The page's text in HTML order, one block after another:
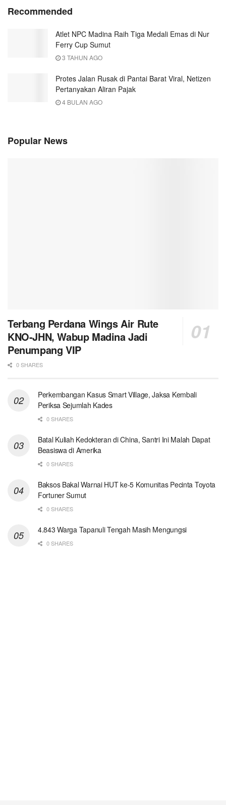
Recommended
Atlet NPC Madina Raih Tiga Medali Emas di Nur
Ferry Cup Sumut
3 TAHUN AGO
Protes Jalan Rusak di Pantai Barat Viral, Netizen
Pertanyakan Aliran Pajak
4 BULAN AGO
Popular News
Terbang Perdana Wings Air Rute
KNO-JHN, Wabup Madina Jadi
Penumpang VIP
0 SHARES
Perkembangan Kasus Smart Village, Jaksa Kembali
Periksa Sejumlah Kades
0 SHARES
Batal Kuliah Kedokteran di China, Santri Ini Malah Dapat
Beasiswa di Amerika
0 SHARES
Baksos Bakal Warnai HUT ke-5 Komunitas Pecinta Toyota
Fortuner Sumut
0 SHARES
4.843 Warga Tapanuli Tengah Masih Mengungsi
0 SHARES